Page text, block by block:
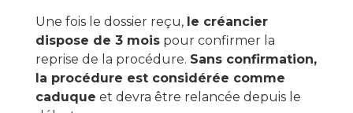
Une fois le dossier reçu, le créancier
dispose de 3 mois pour confirmer la
reprise de la procédure. Sans confirmation,
la procédure est considérée comme
caduque et devra être relancée depuis le